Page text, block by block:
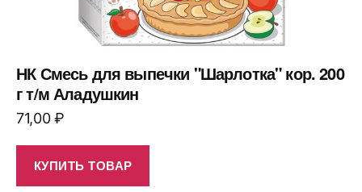
НК Смесь для выпечки "Шарлотка" кор. 200
г т/м Аладушкин
71,00₽
КУПИТЬ ТОВАР